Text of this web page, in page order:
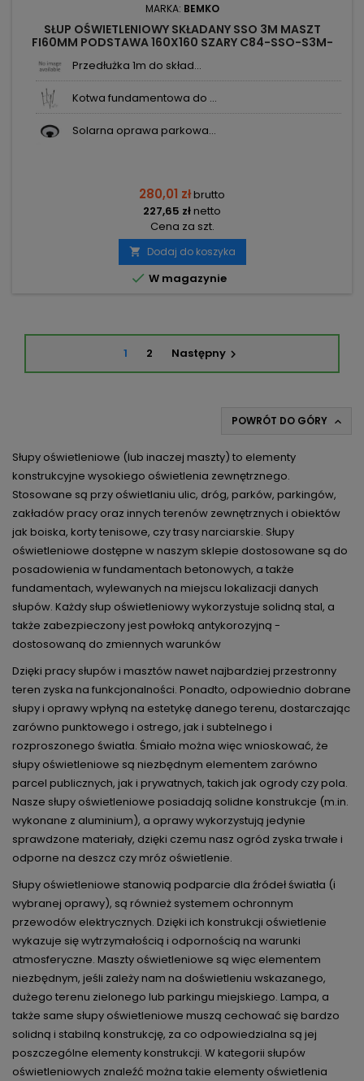
MARKA: BEMKO
SŁUP OŚWIETLENIOWY SKŁADANY SSO 3M MASZT
FI60MM PODSTAWA 160X160 SZARY C84-SSO-S3M-
Przedłużka 1m do skład...
Kotwa fundamentowa do ...
Solarna oprawa parkowa...
280,01 złbrutto
227,65 złnetto
Cena za szt.
 Dodaj do koszyka
 W magazynie
1 2 Następny 
POWRÓT DO GÓRY 
Słupy oświetleniowe (lub inaczej maszty) to elementy
konstrukcyjne wysokiego oświetlenia zewnętrznego.
Stosowane są przy oświetlaniu ulic, dróg, parków, parkingów,
zakładów pracy oraz innych terenów zewnętrznych i obiektów
jak boiska, korty tenisowe, czy trasy narciarskie. Słupy
oświetleniowe dostępne w naszym sklepie dostosowane są do
posadowienia w fundamentach betonowych, a także
fundamentach, wylewanych na miejscu lokalizacji danych
słupów. Każdy słup oświetleniowy wykorzystuje solidną stal, a
także zabezpieczony jest powłoką antykorozyjną -
dostosowaną do zmiennych warunków
Dzięki pracy słupów i masztów nawet najbardziej przestronny
teren zyska na funkcjonalności. Ponadto, odpowiednio dobrane
słupy i oprawy wpłyną na estetykę danego terenu, dostarczając
zarówno punktowego i ostrego, jak i subtelnego i
rozproszonego światła. Śmiało można więc wnioskować, że
słupy oświetleniowe są niezbędnym elementem zarówno
parcel publicznych, jak i prywatnych, takich jak ogrody czy pola.
Nasze słupy oświetleniowe posiadają solidne konstrukcje (m.in.
wykonane z aluminium), a oprawy wykorzystują jedynie
sprawdzone materiały, dzięki czemu nasz ogród zyska trwałe i
odporne na deszcz czy mróz oświetlenie.
Słupy oświetleniowe stanowią podparcie dla źródeł światła (i
wybranej oprawy), są również systemem ochronnym
przewodów elektrycznych. Dzięki ich konstrukcji oświetlenie
wykazuje się wytrzymałością i odpornością na warunki
atmosferyczne. Maszty oświetleniowe są więc elementem
niezbędnym, jeśli zależy nam na doświetleniu wskazanego,
dużego terenu zielonego lub parkingu miejskiego. Lampa, a
także same słupy oświetleniowe muszą cechować się bardzo
solidną i stabilną konstrukcję, za co odpowiedzialna są jej
poszczególne elementy konstrukcji. W kategorii słupów
oświetleniowych znaleźć można takie elementy oświetlenia